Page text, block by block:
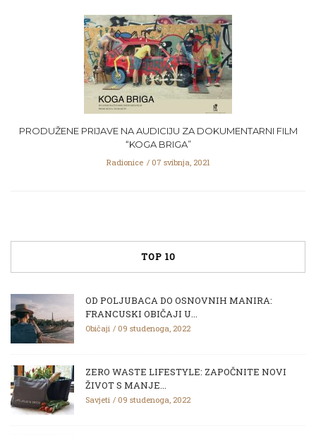
PRODUŽENE PRIJAVE NA AUDICIJU ZA DOKUMENTARNI FILM
“KOGA BRIGA”
Radionice 07 svibnja, 2021
TOP 10
OD POLJUBACA DO OSNOVNIH MANIRA:
FRANCUSKI OBIČAJI U...
Običaji 09 studenoga, 2022
ZERO WASTE LIFESTYLE: ZAPOČNITE NOVI
ŽIVOT S MANJE...
Savjeti 09 studenoga, 2022